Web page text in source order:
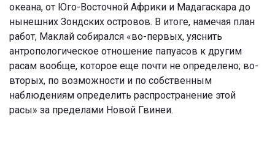
океана, от Юго-Восточной Африки и Мадагаскара до
нынешних Зондских островов. В итоге, намечая план
работ, Маклай собирался «во-первых, уяснить
антропологическое отношение папуасов к другим
расам вообще, которое еще почти не определено; во-
вторых, по возможности и по собственным
наблюдениям определить распространение этой
расы» за пределами Новой Гвинеи.